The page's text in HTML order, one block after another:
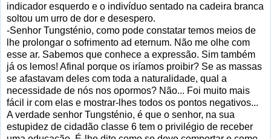
indicador esquerdo e o indivíduo sentado na cadeira branca
soltou um urro de dor e desespero.
-Senhor Tungsténio, como pode constatar temos meios de
lhe prolongar o sofrimento ad eternum. Não me olhe com
esse ar. Sabemos que conhece a expressão. Sim também
já os lemos! Afinal porque os iríamos proibir? Se as massas
se afastavam deles com toda a naturalidade, qual a
necessidade de nós nos opormos? Não... Foi muito mais
fácil ir com elas e mostrar-lhes todos os pontos negativos...
A verdade senhor Tungsténio, é que o senhor, na sua
estupidez de cidadão classe 6 tem o privilégio de receber